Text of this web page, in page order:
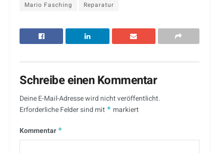
Mario Fasching
Reparatur
Schreibe einen Kommentar
Deine E-Mail-Adresse wird nicht veröffentlicht.
Erforderliche Felder sind mit * markiert
Kommentar *